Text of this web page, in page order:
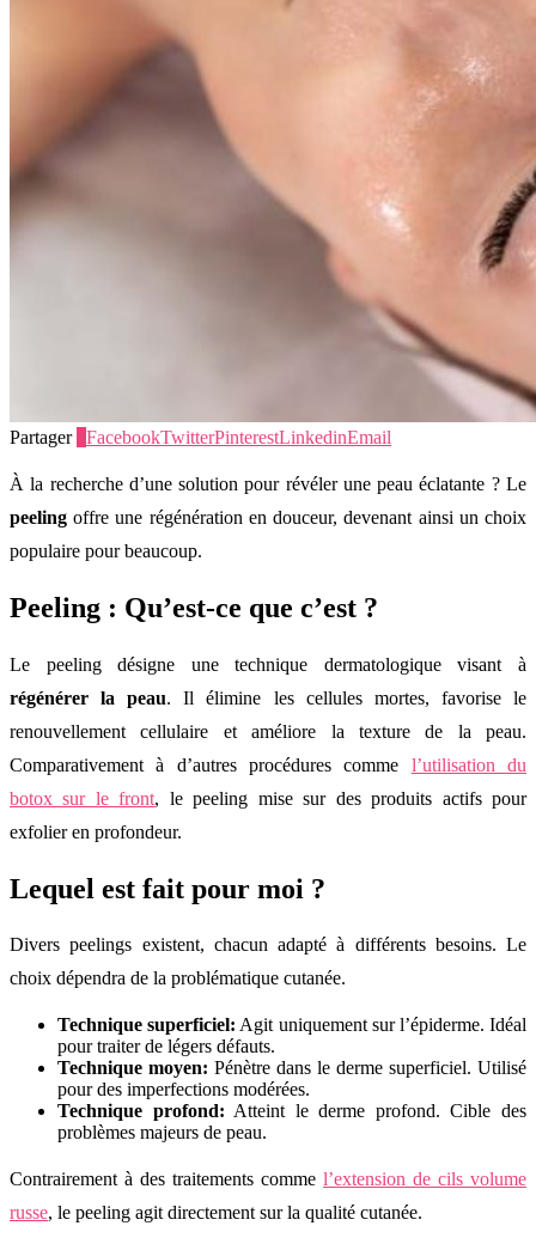
Partager FacebookTwitterPinterestLinkedinEmail
À la recherche d’une solution pour révéler une peau éclatante ? Le
peeling offre une régénération en douceur, devenant ainsi un choix
populaire pour beaucoup.
Peeling : Qu’est-ce que c’est ?
Le peeling désigne une technique dermatologique visant à
régénérer la peau. Il élimine les cellules mortes, favorise le
renouvellement cellulaire et améliore la texture de la peau.
Comparativement à d’autres procédures comme l’utilisation du
botox sur le front, le peeling mise sur des produits actifs pour
exfolier en profondeur.
Lequel est fait pour moi ?
Divers peelings existent, chacun adapté à différents besoins. Le
choix dépendra de la problématique cutanée.
Technique superficiel: Agit uniquement sur l’épiderme. Idéal
pour traiter de légers défauts.
Technique moyen: Pénètre dans le derme superficiel. Utilisé
pour des imperfections modérées.
Technique profond: Atteint le derme profond. Cible des
problèmes majeurs de peau.
Contrairement à des traitements comme l’extension de cils volume
russe, le peeling agit directement sur la qualité cutanée.